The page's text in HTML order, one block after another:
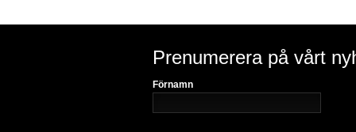
Prenumerera på vårt
Förnamn